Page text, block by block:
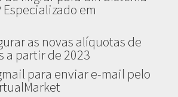
Especializado em
as novas alíquotas de
a partir de 2023
para enviar e-mail pelo